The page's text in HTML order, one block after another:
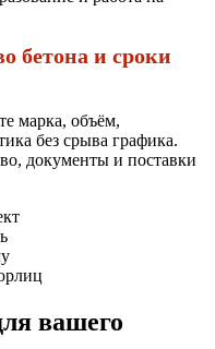
бетона и сроки
марка, объём,
без срыва графика.
документы и поставки
вашего